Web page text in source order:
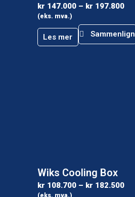
kr 147.000 – kr 197.800
(eks. mva.)
Les mer Sammenlign
Wiks Cooling Box
kr 108.700 – kr 182.500